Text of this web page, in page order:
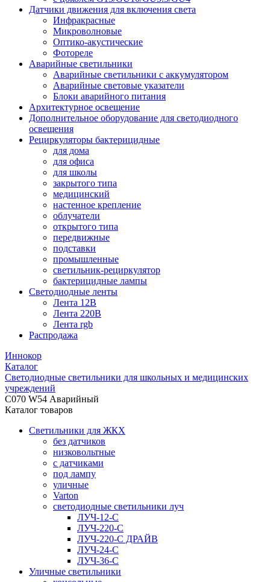
Датчики движения для включения света
Инфракрасные
Микроволновые
Оптико-акустические
Фотореле
Аварийные светильники
Аварийные светильники с аккумулятором
Аварийные световые указатели
Блоки аварийного питания
Архитектурное освещение
Дополнительное оборудование для светодиодного
освещения
Рециркуляторы бактерицидные
для дома
для офиса
для школы
закрытого типа
медицинский
настенное крепление
облучатели
открытого типа
передвижные
подставки
промышленные
светильник-рециркулятор
бактерицидные лампы
Светодиодные ленты
Лента 12В
Лента 220В
Лента rgb
Распродажа
Иннокор
Каталог
Светодиодные светильники для школьных и медицинских
учреждений
C070 W54 Аварийный
Каталог товаров
Светильники для ЖКХ
без датчиков
низковольтные
с датчиками
под лампу
уличные
Varton
светодиодные светильники луч
ЛУЧ-12-С
ЛУЧ-220-С
ЛУЧ-220-С ДРАЙВ
ЛУЧ-24-С
ЛУЧ-36-С
Уличные светильники